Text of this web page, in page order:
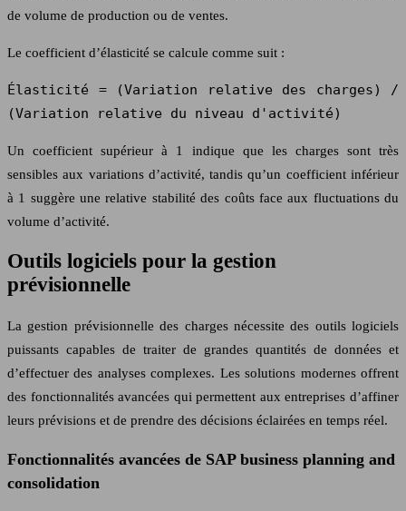
de volume de production ou de ventes.
Le coefficient d’élasticité se calcule comme suit :
Élasticité = (Variation relative des charges) /
(Variation relative du niveau d'activité)
Un coefficient supérieur à 1 indique que les charges sont très
sensibles aux variations d’activité, tandis qu’un coefficient inférieur
à 1 suggère une relative stabilité des coûts face aux fluctuations du
volume d’activité.
Outils logiciels pour la gestion
prévisionnelle
La gestion prévisionnelle des charges nécessite des outils logiciels
puissants capables de traiter de grandes quantités de données et
d’effectuer des analyses complexes. Les solutions modernes offrent
des fonctionnalités avancées qui permettent aux entreprises d’affiner
leurs prévisions et de prendre des décisions éclairées en temps réel.
Fonctionnalités avancées de SAP business planning and
consolidation